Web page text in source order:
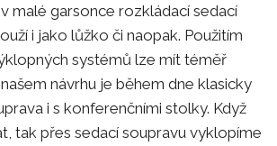
malé garsonce rozkládací sedací
i jako lůžko či naopak. Použitím
systémů lze mít téměř
návrhu je během dne klasicky
i s konferenčními stolky. Když
tak přes sedací soupravu vyklopíme